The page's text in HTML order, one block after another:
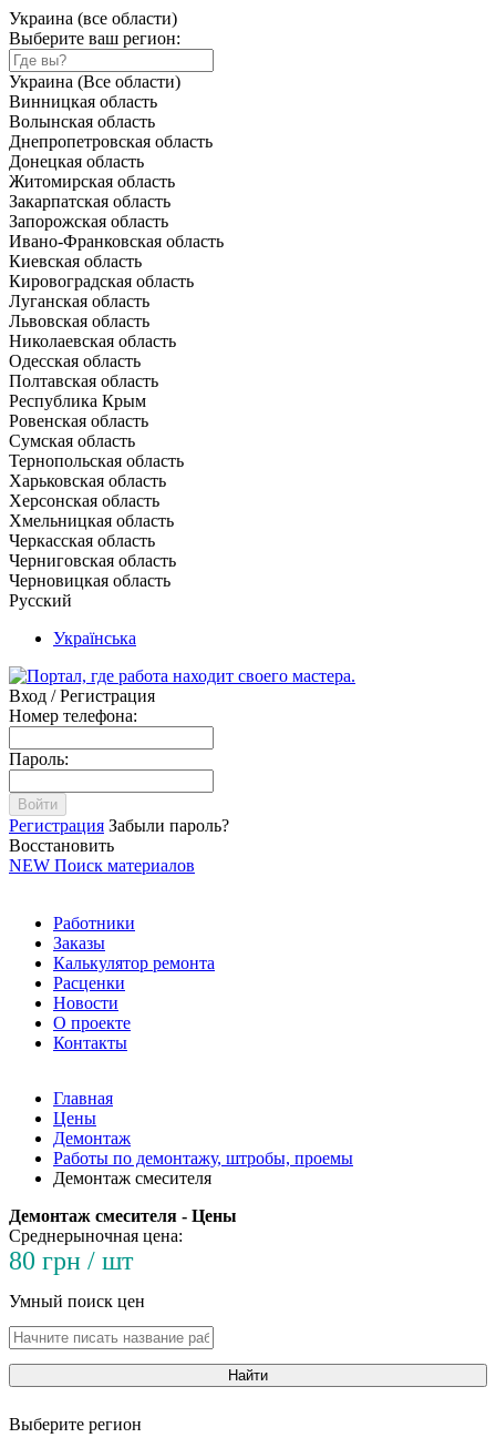
Украина (все области)
Выберите ваш регион:
Украина (Все области)
Винницкая область
Волынская область
Днепропетровская область
Донецкая область
Житомирская область
Закарпатская область
Запорожская область
Ивано-Франковская область
Киевская область
Кировоградская область
Луганская область
Львовская область
Николаевская область
Одесская область
Полтавская область
Республика Крым
Ровенская область
Сумская область
Тернопольская область
Харьковская область
Херсонская область
Хмельницкая область
Черкасская область
Черниговская область
Черновицкая область
Русский
Українська
Вход / Регистрация
Номер телефона:
Пароль:
Войти
Регистрация Забыли пароль?
Восстановить
NEW Поиск материалов
Работники
Заказы
Калькулятор ремонта
Расценки
Новости
О проекте
Контакты
Главная
Цены
Демонтаж
Работы по демонтажу, штробы, проемы
Демонтаж смесителя
Демонтаж смесителя - Цены
Среднерыночная цена:
80 грн / шт
Умный поиск цен
Найти
Выберите регион